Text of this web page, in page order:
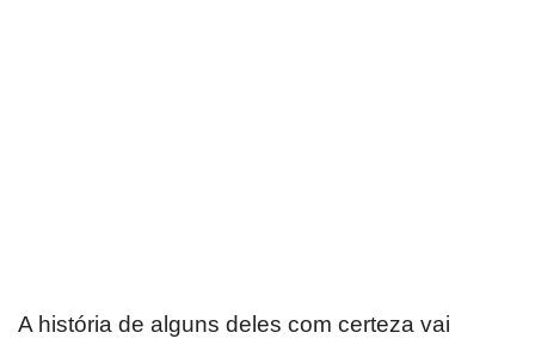
A história de alguns deles com certeza vai